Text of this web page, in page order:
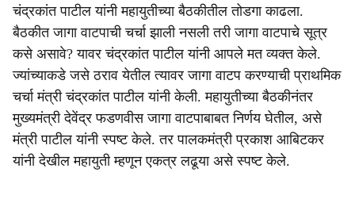
चंद्रकांत पाटील यांनी महायुतीच्या बैठकीतील तोडगा काढला.
बैठकीत जागा वाटपाची चर्चा झाली नसली तरी जागा वाटपाचे सूत्र
कसे असावे? यावर चंद्रकांत पाटील यांनी आपले मत व्यक्त केले.
ज्यांच्याकडे जसे ठराव येतील त्यावर जागा वाटप करण्याची प्राथमिक
चर्चा मंत्री चंद्रकांत पाटील यांनी केली. महायुतीच्या बैठकीनंतर
मुख्यमंत्री देवेंद्र फडणवीस जागा वाटपाबाबत निर्णय घेतील, असे
मंत्री पाटील यांनी स्पष्ट केले. तर पालकमंत्री प्रकाश आबिटकर
यांनी देखील महायुती म्हणून एकत्र लढूया असे स्पष्ट केले.